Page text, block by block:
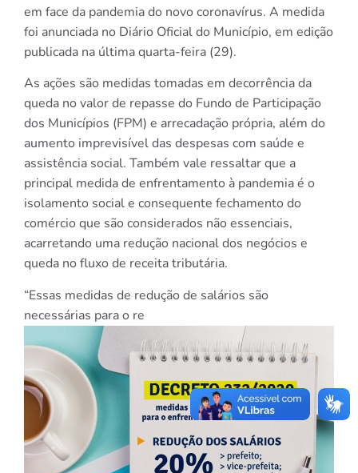
em face da pandemia do novo coronavírus. A medida
foi anunciada no Diário Oficial do Município, em edição
publicada na última quarta-feira (29).
As ações são medidas tomadas em decorrência da
queda no valor de repasse do Fundo de Participação
dos Municípios (FPM) e arrecadação própria, além do
aumento imprevisível das despesas com saúde e
assistência social. Também vale ressaltar que a
principal medida de enfrentamento à pandemia é o
isolamento social e consequente fechamento do
comércio que são considerados não essenciais,
acarretando uma redução nacional dos negócios e
queda no fluxo de receita tributária.
“Essas medidas de redução de salários são
necessárias para o re